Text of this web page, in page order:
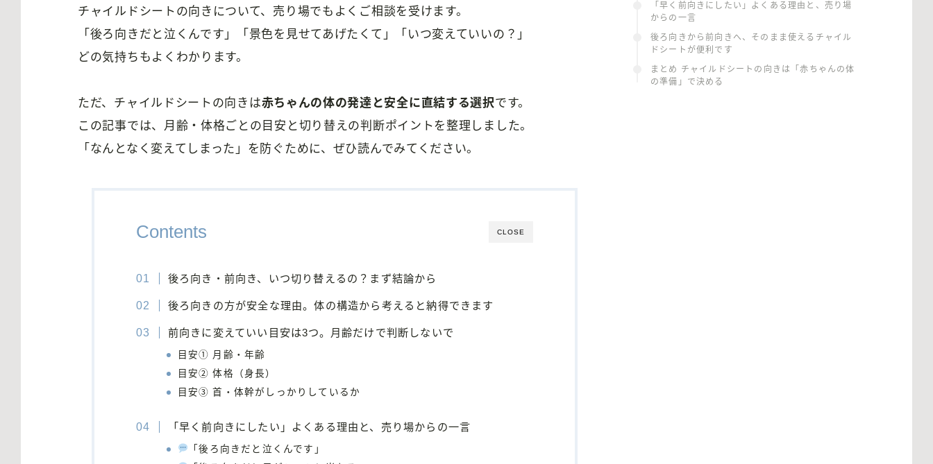
チャイルドシートの向きについて、売り場でもよくご相談を受けます。
「後ろ向きだと泣くんです」「景色を見せてあげたくて」「いつ変えていいの？」
どの気持ちもよくわかります。
ただ、チャイルドシートの向きは赤ちゃんの体の発達と安全に直結する選択です。
この記事では、月齢・体格ごとの目安と切り替えの判断ポイントを整理しました。
「なんとなく変えてしまった」を防ぐために、ぜひ読んでみてください。
CLOSE
Contents
後ろ向き・前向き、いつ切り替えるの？まず結論から
後ろ向きの方が安全な理由。体の構造から考えると納得できます
前向きに変えていい目安は3つ。月齢だけで判断しないで
目安① 月齢・年齢
目安② 体格（身長）
目安③ 首・体幹がしっかりしているか
「早く前向きにしたい」よくある理由と、売り場からの一言
「後ろ向きだと泣くんです」
「早く前向きにしたい」よくある理由と、売り場
からの一言
後ろ向きから前向きへ、そのまま使えるチャイル
ドシートが便利です
まとめ チャイルドシートの向きは「赤ちゃんの体
の準備」で決める